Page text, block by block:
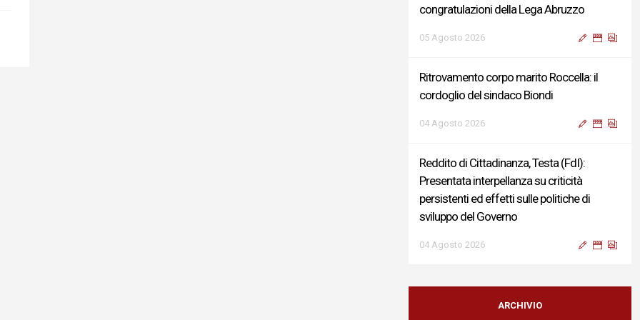
congratulazioni della Lega Abruzzo
05 Agosto 2026
Ritrovamento corpo marito Roccella: il
cordoglio del sindaco Biondi
04 Agosto 2026
Reddito di Cittadinanza, Testa (FdI):
Presentata interpellanza su criticità
persistenti ed effetti sulle politiche di
sviluppo del Governo
04 Agosto 2026
Sigismondi, Liris e Testa: “Profondo
cordoglio e vicinanza al Ministro Roccella e
ARCHIVIO